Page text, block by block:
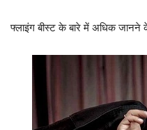
फ्लाइंग बीस्ट के बारे में अधिक जानने